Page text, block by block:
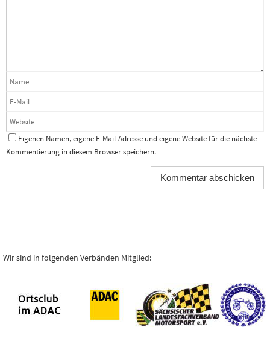
Eigenen Namen, eigene E-Mail-Adresse und eigene Website für die nächste
Kommentierung in diesem Browser speichern.
Wir sind in folgenden Verbänden Mitglied: